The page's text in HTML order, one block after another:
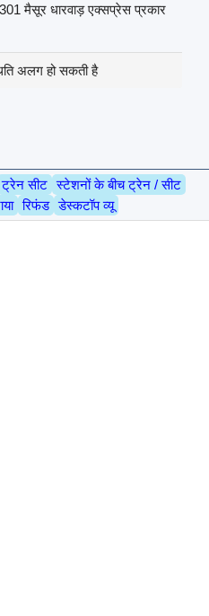
मैसूर धारवाड़ एक्सप्रेस प्रकार
अलग हो सकती है
ट्रेन सीट स्टेशनों के बीच ट्रेन / सीट
रिफंड डेस्कटॉप व्यू